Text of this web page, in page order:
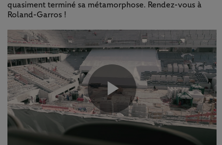
quasiment terminé sa métamorphose. Rendez-vous à
Roland-Garros !
Play